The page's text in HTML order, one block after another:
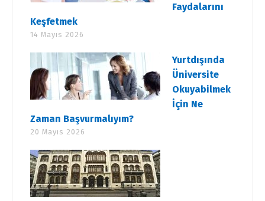
Faydalarını
Keşfetmek
14 Mayıs 2026
Yurtdışında
Üniversite
Okuyabilmek
İçin Ne
Zaman Başvurmalıyım?
20 Mayıs 2026